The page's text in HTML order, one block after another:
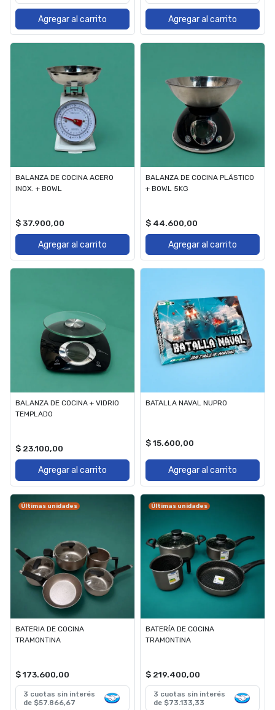
Agregar al carrito Agregar al carrito
BALANZA DE COCINA ACERO
INOX. + BOWL
$ 37.900,00
Agregar al carrito
BALANZA DE COCINA PLÁSTICO
+ BOWL 5KG
$ 44.600,00
Agregar al carrito
BALANZA DE COCINA + VIDRIO
TEMPLADO
$ 23.100,00
Agregar al carrito
BATALLA NAVAL NUPRO
$ 15.600,00
Agregar al carrito
Últimas unidades
BATERIA DE COCINA
TRAMONTINA
$ 173.600,00
3 cuotas sin interés
de $57.866,67
Últimas unidades
BATERÍA DE COCINA
TRAMONTINA
$ 219.400,00
3 cuotas sin interés
de $73.133,33